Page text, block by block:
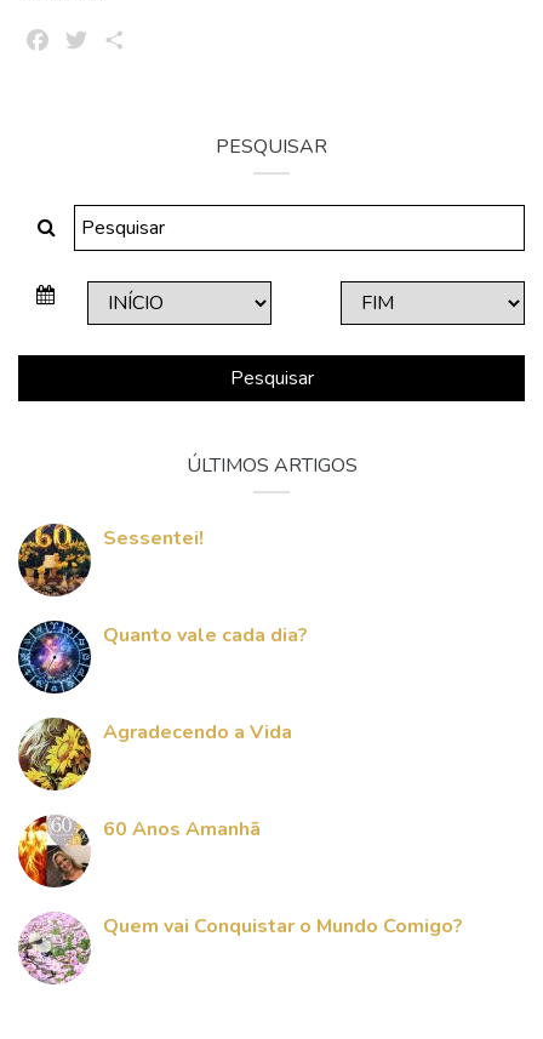
FacebookTwitter
PESQUISAR
Pesquisar
ÚLTIMOS ARTIGOS
Sessentei!
Quanto vale cada dia?
Agradecendo a Vida
60 Anos Amanhã
Quem vai Conquistar o Mundo Comigo?